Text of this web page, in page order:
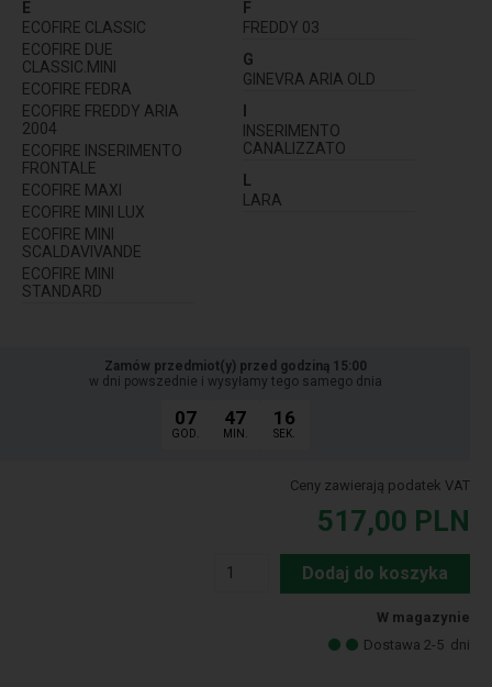
E
ECOFIRE CLASSIC
ECOFIRE DUE
CLASSIC.MINI
ECOFIRE FEDRA
ECOFIRE FREDDY ARIA
2004
ECOFIRE INSERIMENTO
FRONTALE
ECOFIRE MAXI
ECOFIRE MINI LUX
ECOFIRE MINI
SCALDAVIVANDE
ECOFIRE MINI
STANDARD
F
FREDDY 03
G
GINEVRA ARIA OLD
I
INSERIMENTO
CANALIZZATO
L
LARA
Zamów przedmiot(y) przed godziną 15:00
w dni powszednie i wysyłamy tego samego dnia
07
GOD.
47
MIN.
15
SEK.
Ceny zawierają podatek VAT
517,00 PLN
Dodaj do koszyka
W magazynie
Dostawa 2-5 dni